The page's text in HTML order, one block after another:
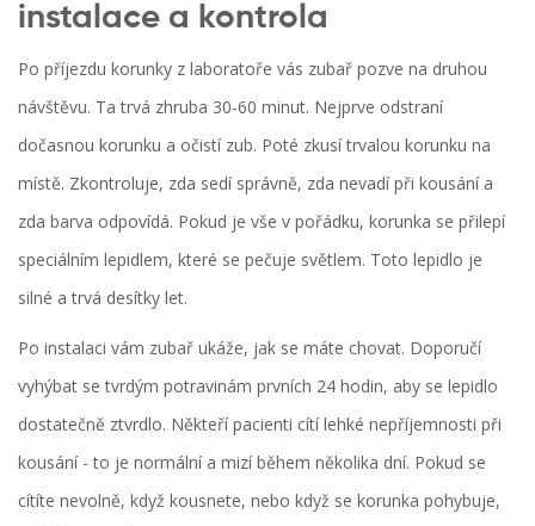
instalace a kontrola
Po příjezdu korunky z laboratoře vás zubař pozve na druhou
návštěvu. Ta trvá zhruba 30-60 minut. Nejprve odstraní
dočasnou korunku a očistí zub. Poté zkusí trvalou korunku na
místě. Zkontroluje, zda sedí správně, zda nevadí při kousání a
zda barva odpovídá. Pokud je vše v pořádku, korunka se přilepí
speciálním lepidlem, které se pečuje světlem. Toto lepidlo je
silné a trvá desítky let.
Po instalaci vám zubař ukáže, jak se máte chovat. Doporučí
vyhýbat se tvrdým potravinám prvních 24 hodin, aby se lepidlo
dostatečně ztvrdlo. Někteří pacienti cítí lehké nepříjemnosti při
kousání - to je normální a mizí během několika dní. Pokud se
cítíte nevolně, když kousnete, nebo když se korunka pohybuje,